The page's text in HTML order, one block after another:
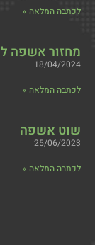
לכתבה המלאה »
מחזור אשפה
18/04/2024
לכתבה המלאה »
שוט אשפה
25/06/2023
לכתבה המלאה »